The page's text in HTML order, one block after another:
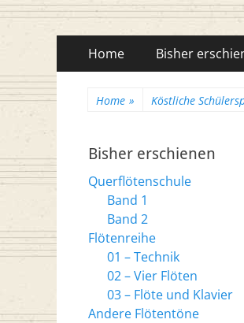
Primäres
Menü
Inhalt
Home Bisher
Home » Köstliche
Bisher erschienen
Querflötenschule
Band 1
Band 2
Flötenreihe
01 – Technik
02 – Vier Flöten
03 – Flöte und Klavier
Andere Flötentöne